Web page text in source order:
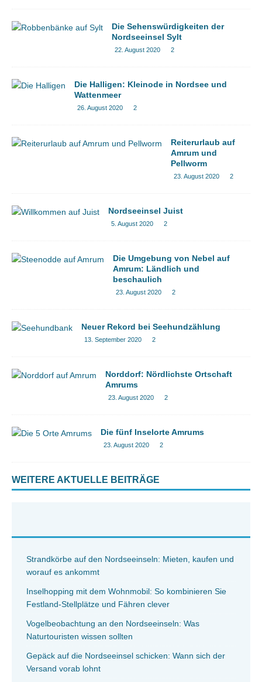
Die Sehenswürdigkeiten der
Nordseeinsel Sylt
22. August 2020 2
Die Halligen: Kleinode in Nordsee und
Wattenmeer
26. August 2020 2
Reiterurlaub auf
Amrum und
Pellworm
23. August 2020 2
Nordseeinsel Juist
5. August 2020 2
Die Umgebung von Nebel auf
Amrum: Ländlich und
beschaulich
23. August 2020 2
Neuer Rekord bei Seehundzählung
13. September 2020 2
Norddorf: Nördlichste Ortschaft
Amrums
23. August 2020 2
Die fünf Inselorte Amrums
23. August 2020 2
WEITERE AKTUELLE BEITRÄGE
Strandkörbe auf den Nordseeinseln: Mieten, kaufen und
worauf es ankommt
Inselhopping mit dem Wohnmobil: So kombinieren Sie
Festland-Stellplätze und Fähren clever
Vogelbeobachtung an den Nordseeinseln: Was
Naturtouristen wissen sollten
Gepäck auf die Nordseeinsel schicken: Wann sich der
Versand vorab lohnt